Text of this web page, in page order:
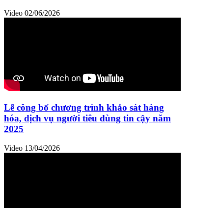
Video 02/06/2026
Lễ công bố chương trình khảo sát hàng
hóa, dịch vụ người tiêu dùng tin cậy năm
2025
Video 13/04/2026